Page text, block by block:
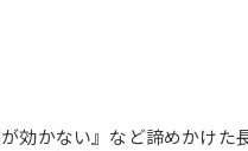
効かない』など諦めかけ